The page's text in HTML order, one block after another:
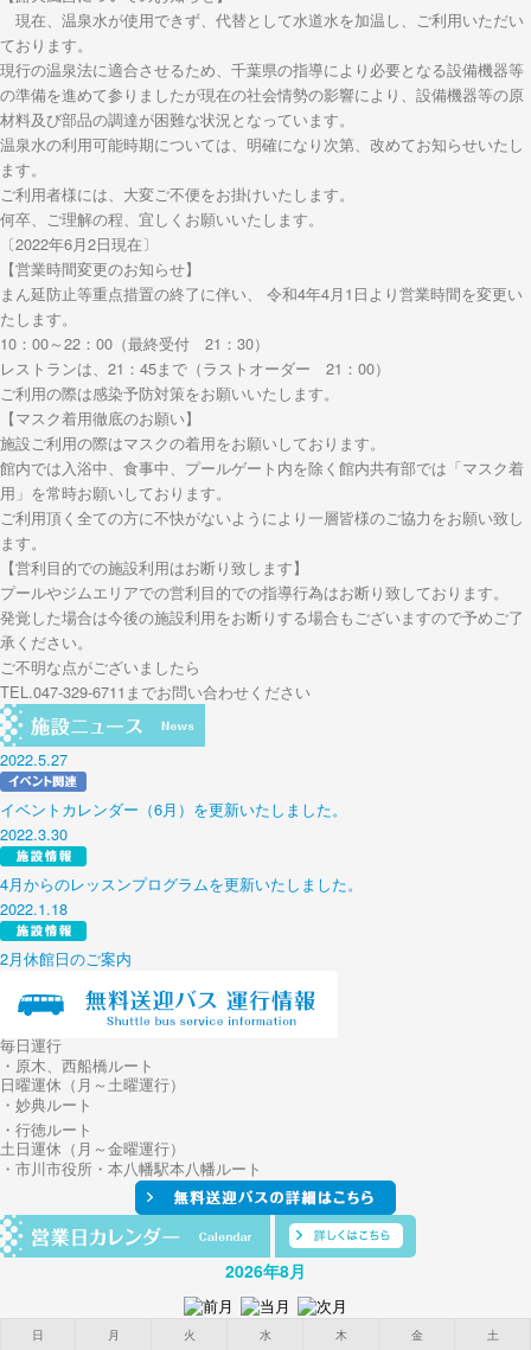
現在、温泉水が使用できず、代替として水道水を加温し、ご利用いただい
ております。
現行の温泉法に適合させるため、千葉県の指導により必要となる設備機器等
の準備を進めて参りましたが現在の社会情勢の影響により、設備機器等の原
材料及び部品の調達が困難な状況となっています。
温泉水の利用可能時期については、明確になり次第、改めてお知らせいたし
ます。
ご利用者様には、大変ご不便をお掛けいたします。
何卒、ご理解の程、宜しくお願いいたします。
〔2022年6月2日現在〕
【営業時間変更のお知らせ】
まん延防止等重点措置の終了に伴い、 令和4年4月1日より営業時間を変更い
たします。
10：00～22：00（最終受付 21：30）
レストランは、21：45まで（ラストオーダー 21：00）
ご利用の際は感染予防対策をお願いいたします。
【マスク着用徹底のお願い】
施設ご利用の際はマスクの着用をお願いしております。
館内では入浴中、食事中、プールゲート内を除く館内共有部では「マスク着
用」を常時お願いしております。
ご利用頂く全ての方に不快がないようにより一層皆様のご協力をお願い致し
ます。
【営利目的での施設利用はお断り致します】
プールやジムエリアでの営利目的での指導行為はお断り致しております。
発覚した場合は今後の施設利用をお断りする場合もございますので予めご了
承ください。
ご不明な点がございましたら
TEL.047-329-6711までお問い合わせください
2022.5.27
イベントカレンダー（6月）を更新いたしました。
2022.3.30
4月からのレッスンプログラムを更新いたしました。
2022.1.18
2月休館日のご案内
毎日運行
・原木、西船橋ルート
日曜運休（月～土曜運行）
・妙典ルート
・行徳ルート
土日運休（月～金曜運行）
・市川市役所・本八幡駅本八幡ルート
2026年8月
日 月 火 水 木 金 土